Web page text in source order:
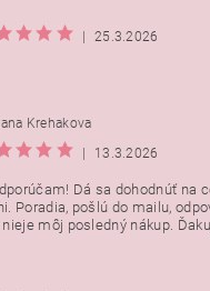
| 25.3.2026
Krehakova
|
13.3.2026
Dá sa dohodnúť na
Poradia, pošlú do mailu,
môj posledný nákup.